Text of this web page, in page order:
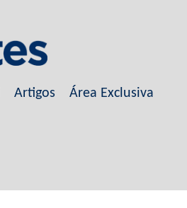
Artigos Área Exclusiva